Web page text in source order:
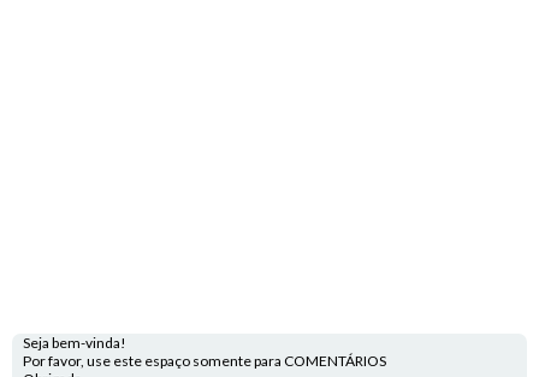
Seja bem-vinda!
Por favor, use este espaço somente para COMENTÁRIOS